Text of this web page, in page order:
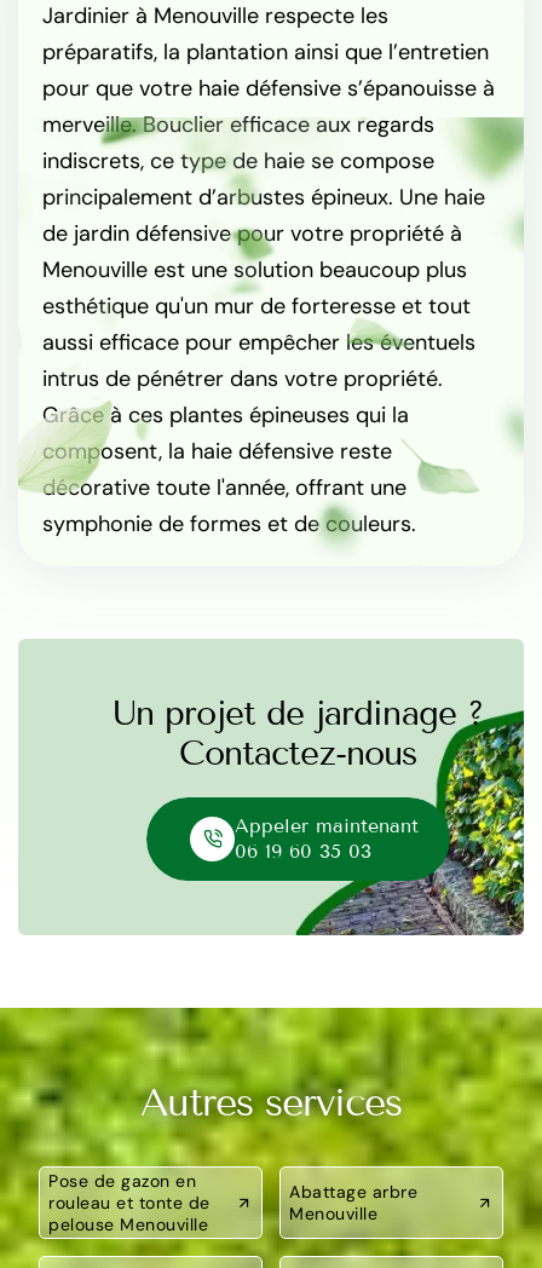
Jardinier à Menouville respecte les
préparatifs, la plantation ainsi que l’entretien
pour que votre haie défensive s’épanouisse à
merveille. Bouclier efficace aux regards
indiscrets, ce type de haie se compose
principalement d’arbustes épineux. Une haie
de jardin défensive pour votre propriété à
Menouville est une solution beaucoup plus
esthétique qu'un mur de forteresse et tout
aussi efficace pour empêcher les éventuels
intrus de pénétrer dans votre propriété.
Grâce à ces plantes épineuses qui la
composent, la haie défensive reste
décorative toute l'année, offrant une
symphonie de formes et de couleurs.
Un projet de jardinage ?
Contactez-nous
Appeler maintenant
06 19 60 35 03
Autres services
Pose de gazon en
rouleau et tonte de
pelouse Menouville
Abattage arbre
Menouville